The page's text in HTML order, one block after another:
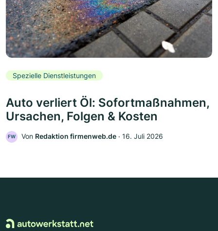
Spezielle Dienstleistungen
Auto verliert Öl: Sofortmaßnahmen,
Ursachen, Folgen & Kosten
FW Von Redaktion firmenweb.de ‧ 16. Juli 2026